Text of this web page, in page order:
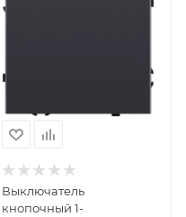
Выключатель
кнопочный 1-